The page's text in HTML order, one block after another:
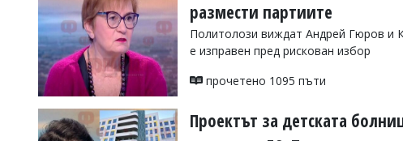
размести партиите
Политолози виждат Андрей Гюров и
е изправен пред рискован избор
прочетено 1095 пъти
Проектът за детската